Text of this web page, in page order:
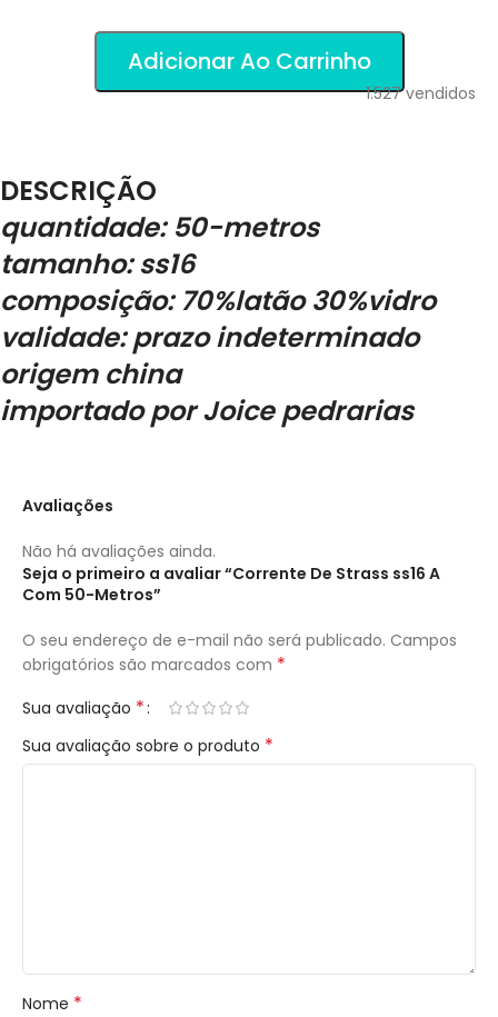
Adicionar Ao Carrinho
1.527vendidos
DESCRIÇÃO
quantidade: 50-metros
tamanho: ss16
composição: 70%latão 30%vidro
validade: prazo indeterminado
origem china
importado por Joice pedrarias
Avaliações
Não há avaliações ainda.
Seja o primeiro a avaliar “Corrente De Strass ss16 A
Com 50-Metros”
O seu endereço de e-mail não será publicado. Campos
obrigatórios são marcados com *
Sua avaliação *
Sua avaliação sobre o produto *
Nome *